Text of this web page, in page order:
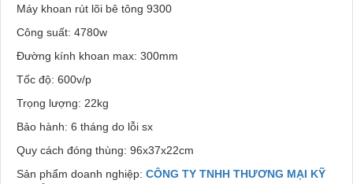
Máy khoan rút lõi bê tông 9300
Công suất: 4780w
Đường kính khoan max: 300mm
Tốc độ: 600v/p
Trọng lượng: 22kg
Bảo hành: 6 tháng do lỗi sx
Quy cách đóng thùng: 96x37x22cm
Sản phẩm doanh nghiệp: CÔNG TY TNHH THƯƠNG MẠI KỸ